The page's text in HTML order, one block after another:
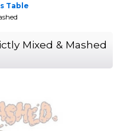
Table
Mixed & Mashed